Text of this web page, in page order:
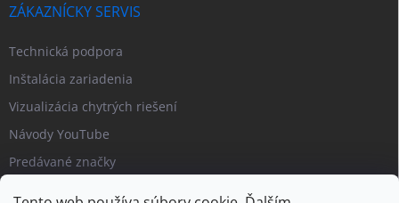
ZÁKAZNÍCKY SERVIS
Technická podpora
Inštalácia zariadenia
Vizualizácia chytrých riešení
Návody YouTube
Predávané značky